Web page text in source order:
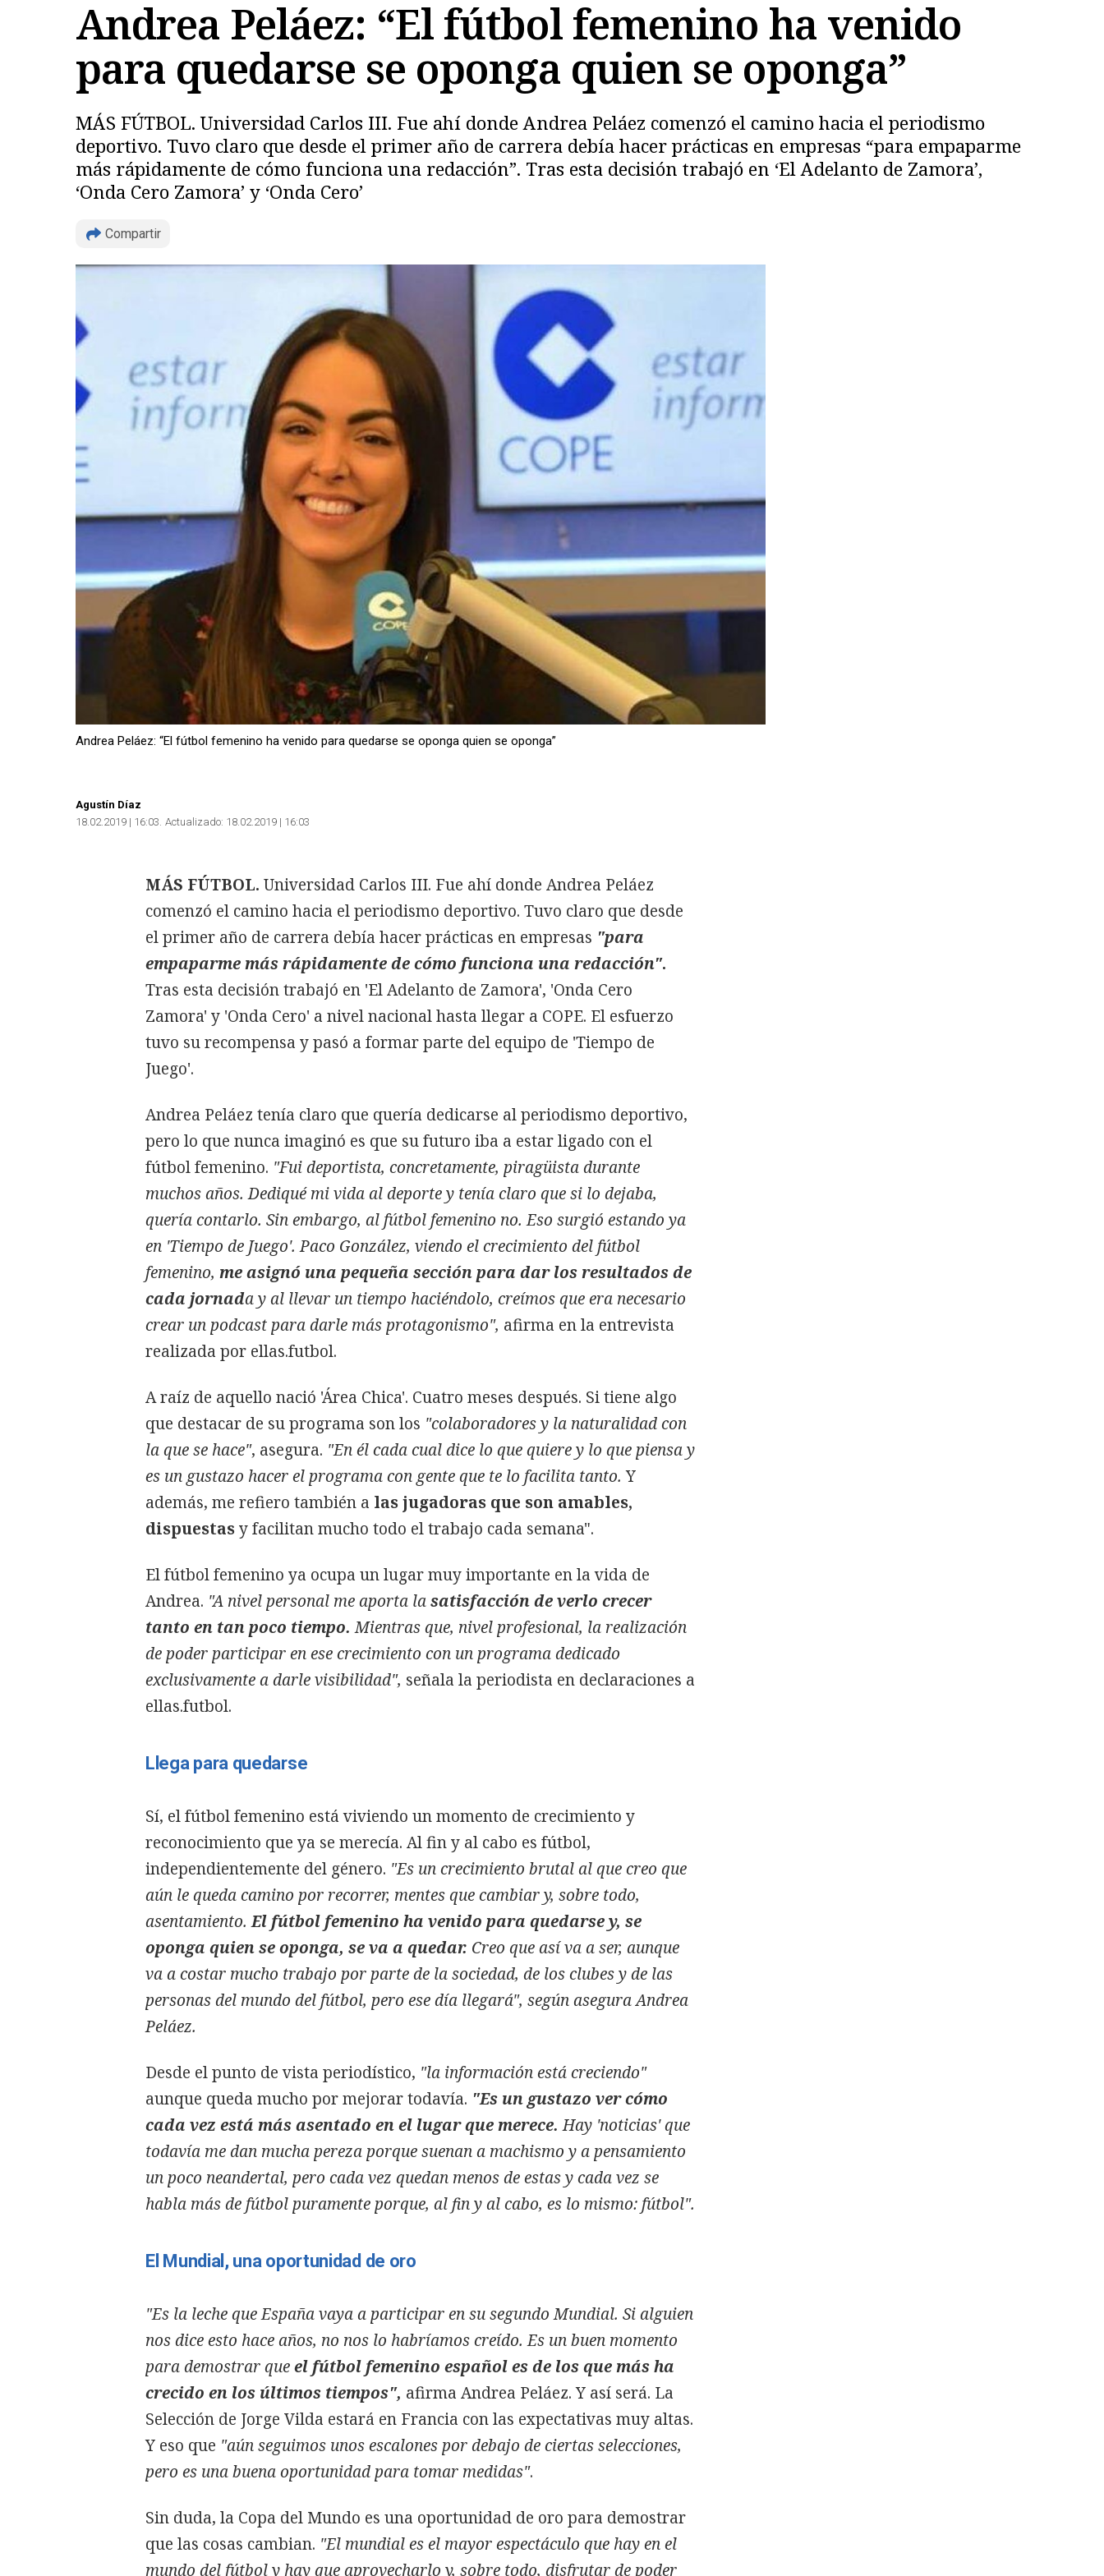
Andrea Peláez: “El fútbol femenino ha venido
para quedarse se oponga quien se oponga”
MÁS FÚTBOL. Universidad Carlos III. Fue ahí donde Andrea Peláez comenzó el camino hacia el periodismo
deportivo. Tuvo claro que desde el primer año de carrera debía hacer prácticas en empresas “para empaparme
más rápidamente de cómo funciona una redacción”. Tras esta decisión trabajó en ‘El Adelanto de Zamora’,
‘Onda Cero Zamora’ y ‘Onda Cero’
Compartir
Andrea Peláez: “El fútbol femenino ha venido para quedarse se oponga quien se oponga”
Agustín Díaz
18.02.2019 | 16:03 Actualizado: 18.02.2019 | 16:03
MÁS FÚTBOL. Universidad Carlos III. Fue ahí donde Andrea Peláez
comenzó el camino hacia el periodismo deportivo. Tuvo claro que desde
el primer año de carrera debía hacer prácticas en empresas "para
empaparme más rápidamente de cómo funciona una redacción".
Tras esta decisión trabajó en 'El Adelanto de Zamora', 'Onda Cero
Zamora' y 'Onda Cero' a nivel nacional hasta llegar a COPE. El esfuerzo
tuvo su recompensa y pasó a formar parte del equipo de 'Tiempo de
Juego'.
Andrea Peláez tenía claro que quería dedicarse al periodismo deportivo,
pero lo que nunca imaginó es que su futuro iba a estar ligado con el
fútbol femenino. "Fui deportista, concretamente, piragüista durante
muchos años. Dediqué mi vida al deporte y tenía claro que si lo dejaba,
quería contarlo. Sin embargo, al fútbol femenino no. Eso surgió estando ya
en 'Tiempo de Juego'. Paco González, viendo el crecimiento del fútbol
femenino, me asignó una pequeña sección para dar los resultados de
cada jornada y al llevar un tiempo haciéndolo, creímos que era necesario
crear un podcast para darle más protagonismo", afirma en la entrevista
realizada por ellas.futbol.
A raíz de aquello nació 'Área Chica'. Cuatro meses después. Si tiene algo
que destacar de su programa son los "colaboradores y la naturalidad con
la que se hace", asegura. "En él cada cual dice lo que quiere y lo que piensa y
es un gustazo hacer el programa con gente que te lo facilita tanto. Y
además, me refiero también a las jugadoras que son amables,
dispuestasy facilitan mucho todo el trabajo cada semana".
El fútbol femenino ya ocupa un lugar muy importante en la vida de
Andrea. "A nivel personal me aporta lasatisfacción de verlo crecer
tanto en tan poco tiempo. Mientras que, nivel profesional, la realización
de poder participar en ese crecimiento con un programa dedicado
exclusivamente a darle visibilidad", señala la periodista en declaraciones a
ellas.futbol.
Llega para quedarse
Sí, el fútbol femenino está viviendo un momento de crecimiento y
reconocimiento que ya se merecía. Al fin y al cabo es fútbol,
independientemente del género. "Es un crecimiento brutal al que creo que
aún le queda camino por recorrer, mentes que cambiar y, sobre todo,
asentamiento.El fútbol femenino ha venido para quedarse y, se
oponga quien se oponga, se va a quedar. Creo que así va a ser, aunque
va a costar mucho trabajo por parte de la sociedad, de los clubes y de las
personas del mundo del fútbol, pero ese día llegará", según asegura Andrea
Peláez.
Desde el punto de vista periodístico, "la información está creciendo"
aunque queda mucho por mejorar todavía. "Es un gustazo ver cómo
cada vez está más asentado en el lugar que merece. Hay 'noticias' que
todavía me dan mucha pereza porque suenan a machismo y a pensamiento
un poco neandertal, pero cada vez quedan menos de estas y cada vez se
habla más de fútbol puramente porque, al fin y al cabo, es lo mismo: fútbol".
El Mundial, una oportunidad de oro
"Es la leche que España vaya a participar en su segundo Mundial. Si alguien
nos dice esto hace años, no nos lo habríamos creído. Es un buen momento
para demostrar queel fútbol femenino español es de los que más ha
crecido en los últimos tiempos", afirma Andrea Peláez. Y así será. La
Selección de Jorge Vilda estará en Francia con las expectativas muy altas.
Y eso que "aún seguimos unos escalones por debajo de ciertas selecciones,
pero es una buena oportunidad para tomar medidas".
Sin duda, la Copa del Mundo es una oportunidad de oro para demostrar
que las cosas cambian. "El mundial es el mayor espectáculo que hay en el
mundo del fútbol y hay que aprovecharlo y, sobre todo, disfrutar de poder